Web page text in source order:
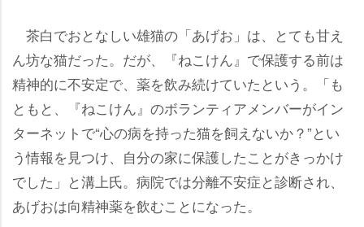
茶白でおとなしい雄猫の「あげお」は、とても甘え
ん坊な猫だった。だが、『ねこけん』で保護する前は
精神的に不安定で、薬を飲み続けていたという。「も
ともと、『ねこけん』のボランティアメンバーがイン
ターネットで“心の病を持った猫を飼えないか？”とい
う情報を見つけ、自分の家に保護したことがきっかけ
でした」と溝上氏。病院では分離不安症と診断され、
あげおは向精神薬を飲むことになった。